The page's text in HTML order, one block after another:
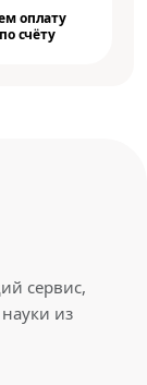
оплату
счёту
сервис,
из